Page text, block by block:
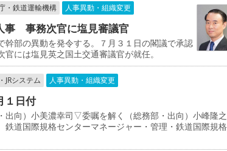
・鉄道運輸機構 人事異動・組織変更
事務次官に塩見審議官
部の異動を発令する。７月３１日の閣議で承認
官には塩見英之国土交通審議官が就任。
JRシステム 人事異動・組織変更
日付
出向）小美濃幸司▽委嘱を解く（総務部・出向）小峰隆之
道国際規格センターマネージャー・管理・鉄道国際規格